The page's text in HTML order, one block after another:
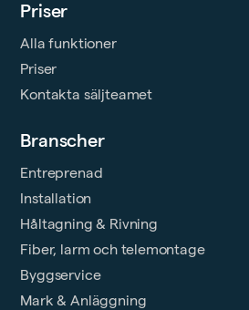
Priser
Alla funktioner
Priser
Kontakta säljteamet
Branscher
Entreprenad
Installation
Håltagning & Rivning
Fiber, larm och telemontage
Byggservice
Mark & Anläggning